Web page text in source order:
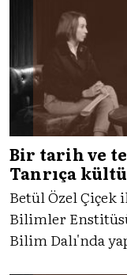
Bir tarih ve
Tanrıça kültü
Betül Özel
Bilimler
Bilim Dalı'nda